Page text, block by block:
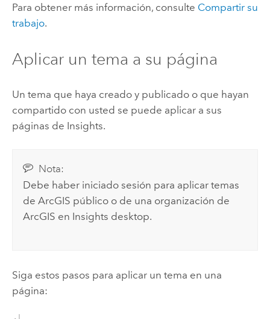
Para obtener más información, consulte Compartir su
trabajo.
Aplicar un tema a su página
Un tema que haya creado y publicado o que hayan
compartido con usted se puede aplicar a sus
páginas de Insights.
Nota:
Debe haber iniciado sesión para aplicar temas
de ArcGIS público o de una organización de
ArcGIS en Insights desktop.
Siga estos pasos para aplicar un tema en una
página: